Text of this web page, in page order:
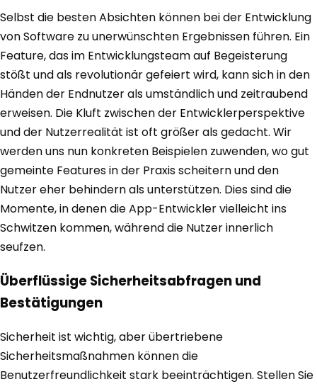
Selbst die besten Absichten können bei der Entwicklung
von Software zu unerwünschten Ergebnissen führen. Ein
Feature, das im Entwicklungsteam auf Begeisterung
stößt und als revolutionär gefeiert wird, kann sich in den
Händen der Endnutzer als umständlich und zeitraubend
erweisen. Die Kluft zwischen der Entwicklerperspektive
und der Nutzerrealität ist oft größer als gedacht. Wir
werden uns nun konkreten Beispielen zuwenden, wo gut
gemeinte Features in der Praxis scheitern und den
Nutzer eher behindern als unterstützen. Dies sind die
Momente, in denen die App-Entwickler vielleicht ins
Schwitzen kommen, während die Nutzer innerlich
seufzen.
Überflüssige Sicherheitsabfragen und
Bestätigungen
Sicherheit ist wichtig, aber übertriebene
Sicherheitsmaßnahmen können die
Benutzerfreundlichkeit stark beeinträchtigen. Stellen Sie